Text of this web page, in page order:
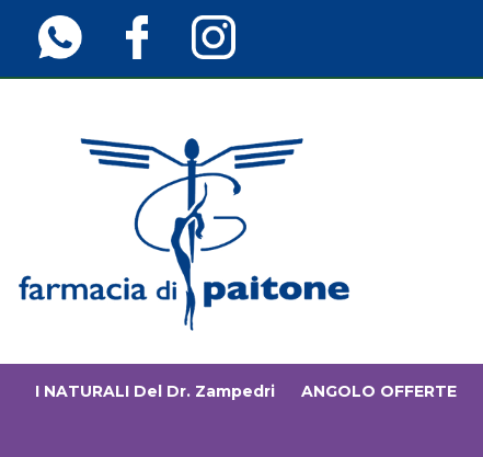
contenuto
principale
Farmaciainfinita.it
I NATURALI Del Dr. Zampedri ANGOLO OFFERTE